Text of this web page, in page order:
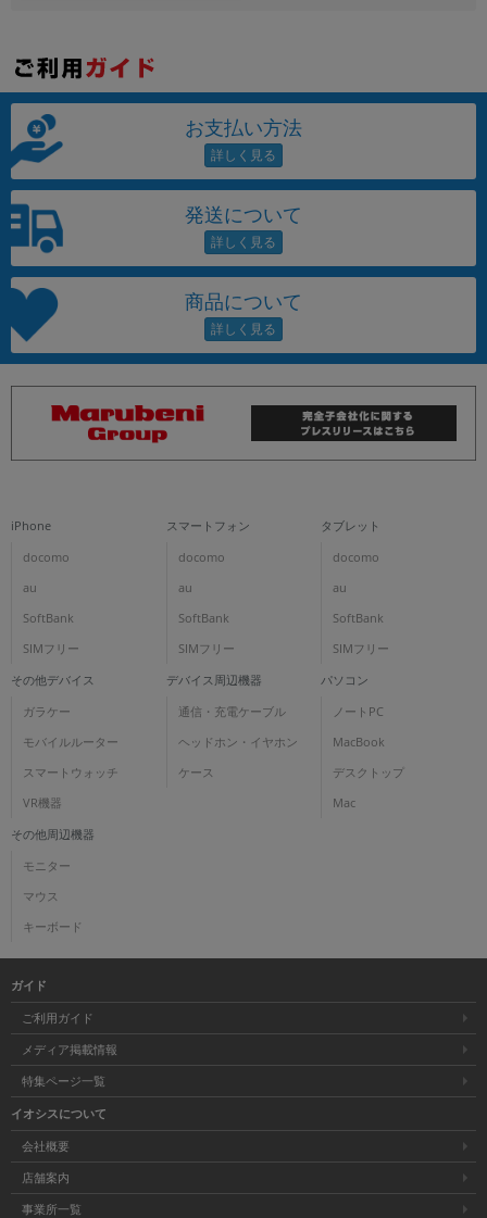
お支払い方法
発送について
商品について
iPhone
docomo
au
SoftBank
SIMフリー
スマートフォン
docomo
au
SoftBank
SIMフリー
タブレット
docomo
au
SoftBank
SIMフリー
その他デバイス
ガラケー
モバイルルーター
スマートウォッチ
VR機器
デバイス周辺機器
通信・充電ケーブル
ヘッドホン・イヤホン
ケース
パソコン
ノートPC
MacBook
デスクトップ
Mac
その他周辺機器
モニター
マウス
キーボード
ガイド
ご利用ガイド
メディア掲載情報
特集ページ一覧
イオシスについて
会社概要
店舗案内
事業所一覧